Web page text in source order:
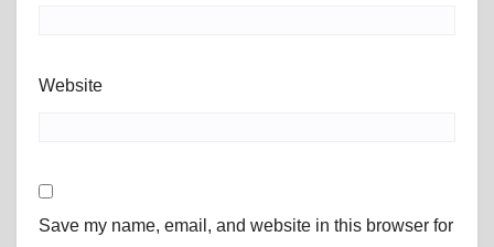
Website
Save my name, email, and website in this browser for